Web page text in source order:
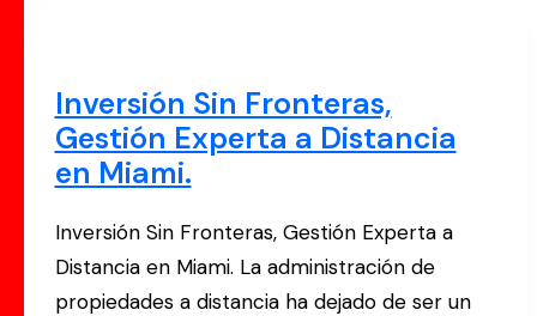
Inversión Sin Fronteras,
Gestión Experta a Distancia
en Miami.
Inversión Sin Fronteras, Gestión Experta a
Distancia en Miami. La administración de
propiedades a distancia ha dejado de ser un